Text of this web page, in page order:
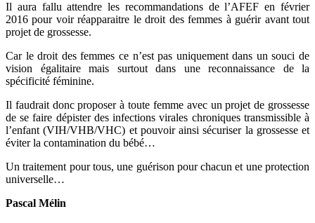
Il aura fallu attendre les recommandations de l’AFEF en février
2016 pour voir réapparaitre le droit des femmes à guérir avant tout
projet de grossesse.
Car le droit des femmes ce n’est pas uniquement dans un souci de
vision égalitaire mais surtout dans une reconnaissance de la
spécificité féminine.
Il faudrait donc proposer à toute femme avec un projet de grossesse
de se faire dépister des infections virales chroniques transmissible à
l’enfant (VIH/VHB/VHC) et pouvoir ainsi sécuriser la grossesse et
éviter la contamination du bébé…
Un traitement pour tous, une guérison pour chacun et une protection
universelle…
Pascal Mélin